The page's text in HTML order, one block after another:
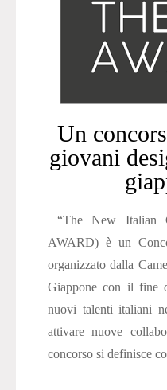
Un
giovani
“The New Italian
AWARD) è un
organizzato dalla
Giappone con il fine
nuovi talenti italiani
attivare nuove
concorso si definisce